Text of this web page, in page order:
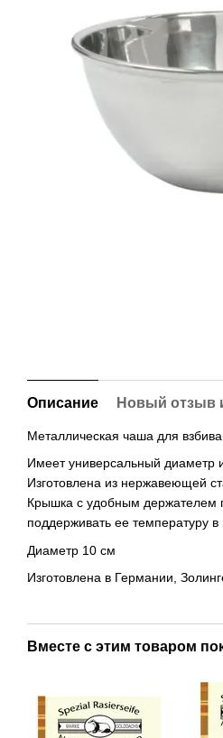
Описание Новый отзыв
Металлическая чаша для
Имеет универсальный диаметр
Изготовлена из нержавеющей
Крышка с удобным держателем
поддерживать ее температуру в
Диаметр 10 см
Изготовлена в Германии,
Вместе с этим товаром